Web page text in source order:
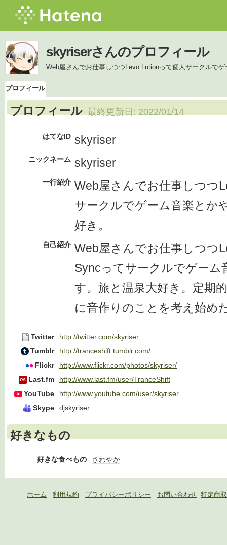
skyriserさんのプロフィール
Web屋さんでお仕事しつつLevo Lutionって個人サークルで
プロフィール
プロフィール 最終更新日: 2022/01/14
はてなID skyriser
ニックネーム skyriser
一行紹介 Web屋さんでお仕事しつつ
サークルでゲーム音楽とか
好き。
自己紹介 Web屋さんでお仕事しつつ
Syncってサークルでゲーム
す。旅と温泉大好き。定期
に音作りのことを考え始め
Twitter
http://twitter.com/skyriser
Tumblr
http://tranceshift.tumblr.com/
Flickr
http://www.flickr.com/photos/skyriser/
Last.fm
http://www.last.fm/user/TranceShift
YouTube
http://www.youtube.com/user/skyriser
Skype
djskyriser
好きなもの
好きな食べもの さわやか
ホーム - 利用規約 - プライバシーポリシー - お問い合わせ- 特定商